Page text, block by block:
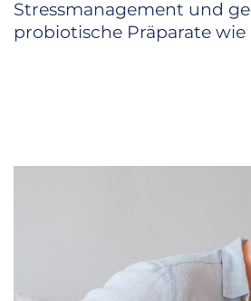
Stressmanagement und
probiotische Präparate wie